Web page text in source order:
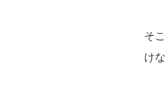
そ
け